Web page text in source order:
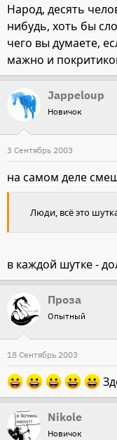
Народ, десять
нибудь, хоть бы
чего вы думаете,
мажно и
Jappeloup
Новичок
3 Сентябрь 2003
на самом деле
Люди, всё это
в каждой шутке -
Проза
Опытный
18 Сентябрь 2003
Nikole
Новичок